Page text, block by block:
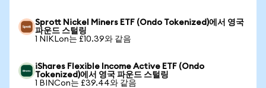
Sprott Nickel Miners ETF (Ondo Tokenized)에서 영국
파운드 스털링
1 NIKLon는 £10.39와 같음
iShares Flexible Income Active ETF (Ondo
Tokenized)에서 영국 파운드 스털링
1 BINCon는 £39.44와 같음